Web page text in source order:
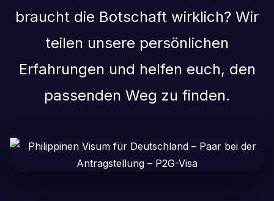
braucht die Botschaft wirklich? Wir
teilen unsere persönlichen
Erfahrungen und helfen euch, den
passenden Weg zu finden.